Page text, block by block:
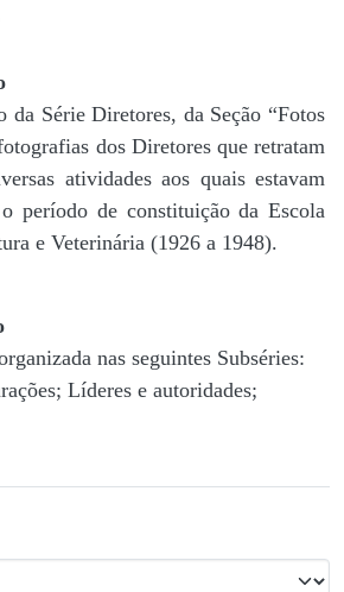
da Série Diretores, da Seção “Fotos
dos Diretores que retratam
atividades aos quais estavam
período de constituição da Escola
e Veterinária (1926 a 1948).
nas seguintes Subséries:
Líderes e autoridades;